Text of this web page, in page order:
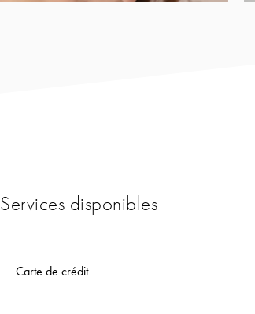
Services disponibles
Carte de crédit